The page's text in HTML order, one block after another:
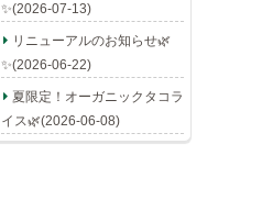
✨(2026-07-13)
リニューアルのお知らせ🌿
✨(2026-06-22)
夏限定！オーガニックタコラ
イス🌿(2026-06-08)